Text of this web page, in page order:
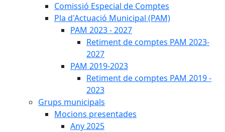
Comissió Especial de Comptes
Pla d'Actuació Municipal (PAM)
PAM 2023 - 2027
Retiment de comptes PAM 2023-
2027
PAM 2019-2023
Retiment de comptes PAM 2019 -
2023
Grups municipals
Mocions presentades
Any 2025